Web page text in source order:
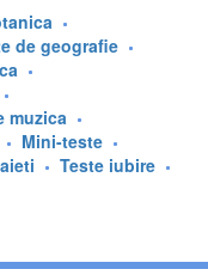
de geografie
muzica
Mini-teste
Teste iubire